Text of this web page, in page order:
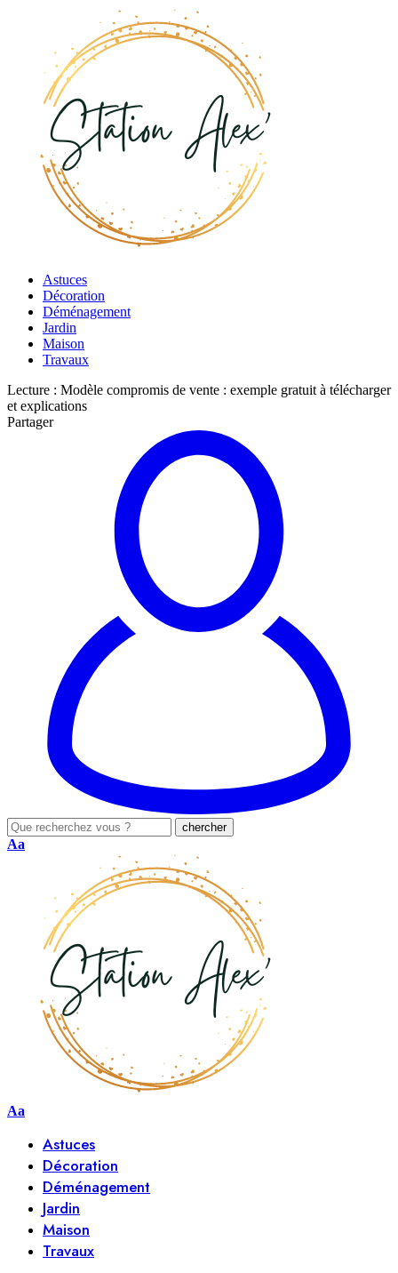
Astuces
Décoration
Déménagement
Jardin
Maison
Travaux
Lecture : Modèle compromis de vente : exemple gratuit à télécharger
et explications
Partager
Aa
Aa
Astuces
Décoration
Déménagement
Jardin
Maison
Travaux